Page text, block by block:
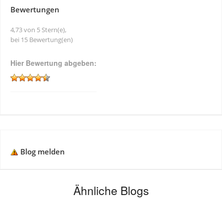
Bewertungen
4,73 von 5 Stern(e),
bei 15 Bewertung(en)
Hier Bewertung abgeben:
Blog melden
Ähnliche Blogs